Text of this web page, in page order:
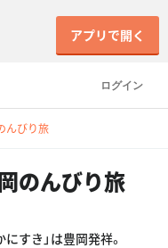
ログイン
アプリで開く
んびり旅
のんびり旅
にすき」は豊岡発祥。